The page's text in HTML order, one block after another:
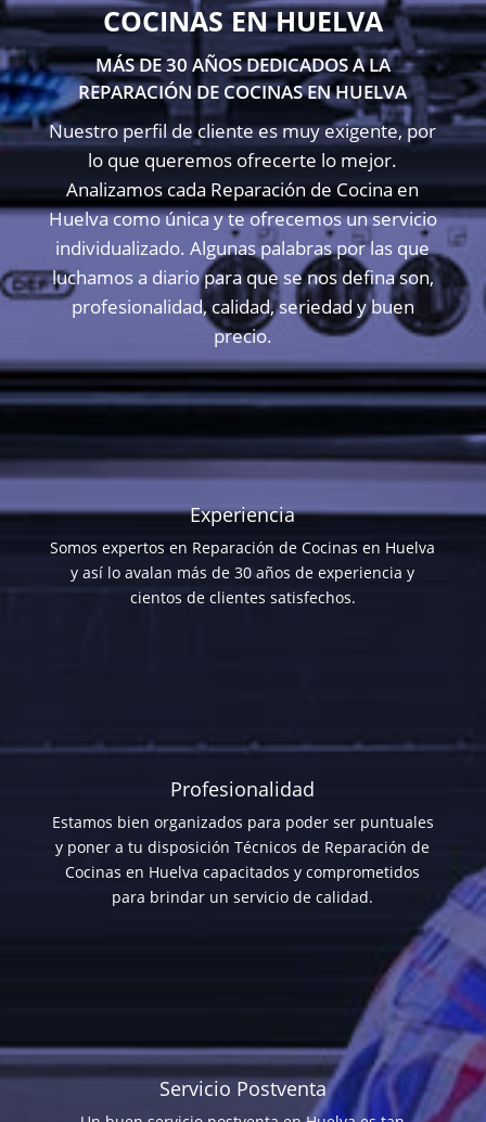
COCINAS EN HUELVA
MÁS DE 30 AÑOS DEDICADOS A LA
REPARACIÓN DE COCINAS EN HUELVA
Nuestro perfil de cliente es muy exigente, por
lo que queremos ofrecerte lo mejor.
Analizamos cada Reparación de Cocina en
Huelva como única y te ofrecemos un servicio
individualizado. Algunas palabras por las que
luchamos a diario para que se nos defina son,
profesionalidad, calidad, seriedad y buen
precio.
Experiencia
Somos expertos en Reparación de Cocinas en Huelva
y así lo avalan más de 30 años de experiencia y
cientos de clientes satisfechos.
Profesionalidad
Estamos bien organizados para poder ser puntuales
y poner a tu disposición Técnicos de Reparación de
Cocinas en Huelva capacitados y comprometidos
para brindar un servicio de calidad.
Servicio Postventa